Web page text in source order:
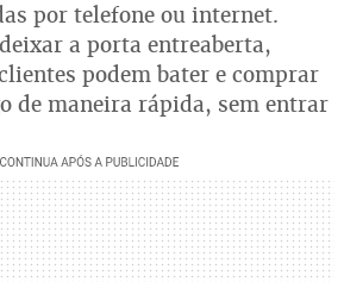
por telefone ou internet.
a porta entreaberta,
podem bater e comprar
de maneira rápida, sem entrar